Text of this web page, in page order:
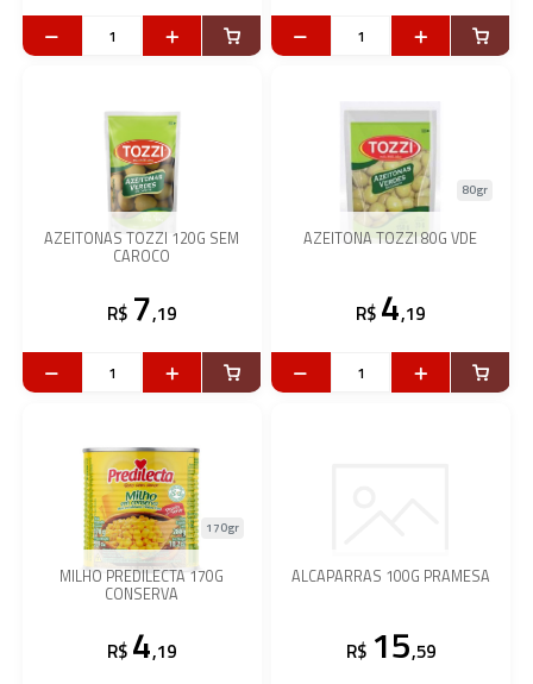
AZEITONAS TOZZI 120G SEM
CAROCO
R$ 7,19
AZEITONA TOZZI 80G VDE
80gr
R$ 4,19
MILHO PREDILECTA 170G
CONSERVA
170gr
R$ 4,19
ALCAPARRAS 100G PRAMESA
R$ 15,59